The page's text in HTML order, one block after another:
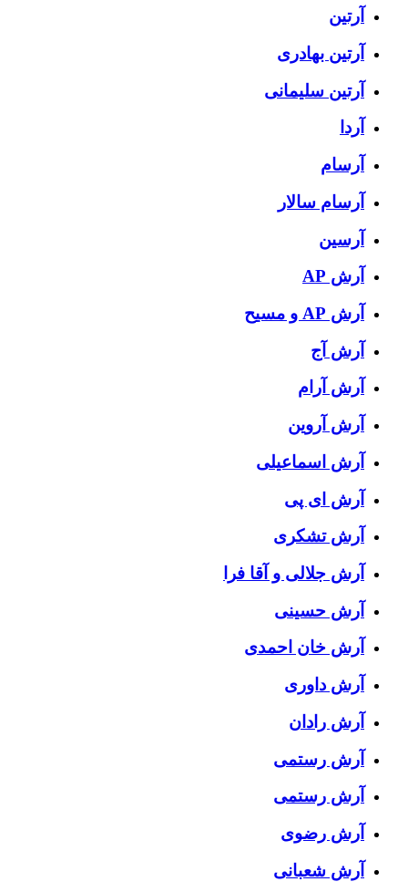
آرتین
آرتین بهادری
آرتین سلیمانی
آردا
آرسام
آرسام سالار
آرسین
آرش AP
آرش AP و مسیح
آرش آج
آرش آرام
آرش آروین
آرش اسماعیلی
آرش ای پی
آرش تشکری
آرش جلالی و آقا فرا
آرش حسینی
آرش خان احمدی
آرش داوری
آرش رادان
آرش رستمى
آرش رستمی
آرش رضوی
آرش شعبانی